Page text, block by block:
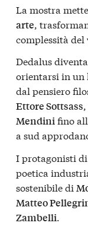
La mostra
arte,
complessità
Dedalus
orientarsi in
dal pensiero
Ettore Sottsass,
Mendinifino
a sud
I protagonisti di
poetica
sostenibile di
Matteo
Zambelli.